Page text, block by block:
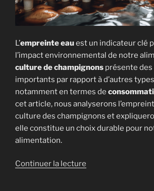
L’empreinte eauest un indicateur clé
l’impact environnemental de notre
culture de champignons présente des
importants par rapport à d’autres
notamment en termes de
cet article, nous analyserons
culture des champignons et
elle constitue un choix durable pour
alimentation.
Continuer la lecture